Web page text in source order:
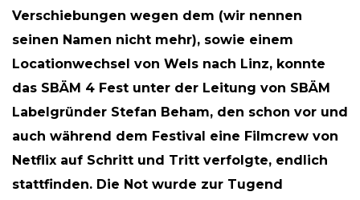
Verschiebungen wegen dem (wir nennen
seinen Namen nicht mehr), sowie einem
Locationwechsel von Wels nach Linz, konnte
das SBÄM 4 Fest unter der Leitung von SBÄM
Labelgründer Stefan Beham, den schon vor und
auch während dem Festival eine Filmcrew von
Netflix auf Schritt und Tritt verfolgte, endlich
stattfinden. Die Not wurde zur Tugend